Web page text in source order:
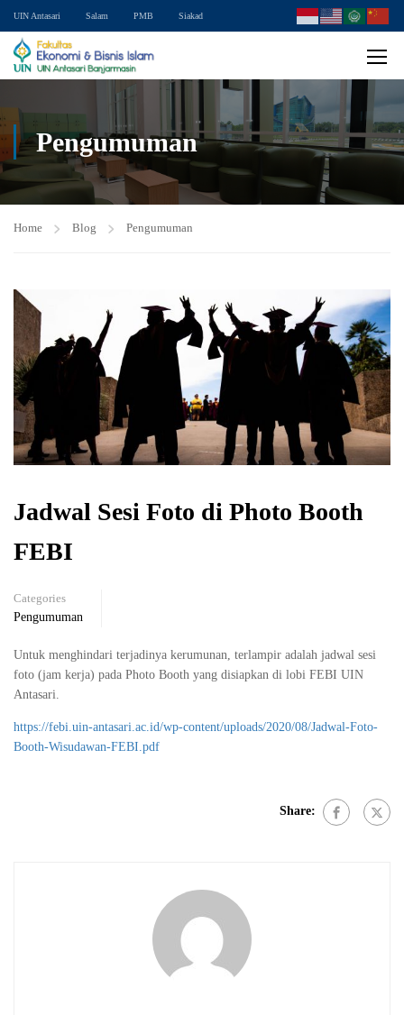
UIN Antasari Salam PMB Siakad
Pengumuman
Home Blog Pengumuman
Jadwal Sesi Foto di Photo Booth
FEBI
Categories
Pengumuman
Untuk menghindari terjadinya kerumunan, terlampir adalah jadwal sesi
foto (jam kerja) pada Photo Booth yang disiapkan di lobi FEBI UIN
Antasari.
https://febi.uin-antasari.ac.id/wp-content/uploads/2020/08/Jadwal-Foto-
Booth-Wisudawan-FEBI.pdf
Share: